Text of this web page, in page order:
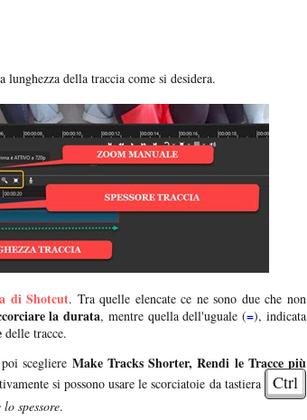
lunghezza della traccia come si desidera.
di Shotcut. Tra quelle elencate ce ne sono due che non
la durata, mentre quella dell'uguale (=), indicata
delle tracce.
scegliere Make Tracks Shorter, Rendi le Tracce più
si possono usare le scorciatoie da tastiera Ctrl
spessore.